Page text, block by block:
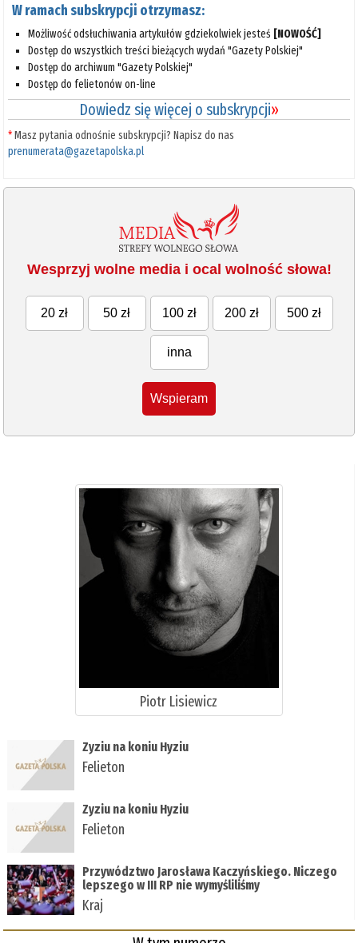
W ramach subskrypcji otrzymasz:
Możliwość odsłuchiwania artykułów gdziekolwiek jesteś [NOWOŚĆ]
Dostęp do wszystkich treści bieżących wydań "Gazety Polskiej"
Dostęp do archiwum "Gazety Polskiej"
Dostęp do felietonów on-line
Dowiedz się więcej o subskrypcji»
*Masz pytania odnośnie subskrypcji? Napisz do nas
prenumerata@gazetapolska.pl
Wesprzyj wolne media i ocal wolność słowa!
20 zł 50 zł 100 zł 200 zł 500 zł
inna
Wspieram
Piotr Lisiewicz
Zyziu na koniu Hyziu
Felieton
Zyziu na koniu Hyziu
Felieton
Przywództwo Jarosława Kaczyńskiego. Niczego
lepszego w III RP nie wymyśliliśmy
Kraj